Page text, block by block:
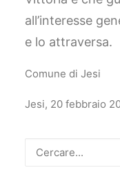
all’interesse
e lo attraversa.
Comune di Jesi
Jesi, 20 febbraio